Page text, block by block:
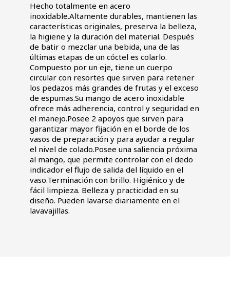
Hecho totalmente en acero
inoxidable.Altamente durables, mantienen las
características originales, preserva la belleza,
la higiene y la duración del material. Después
de batir o mezclar una bebida, una de las
últimas etapas de un cóctel es colarlo.
Compuesto por un eje, tiene un cuerpo
circular con resortes que sirven para retener
los pedazos más grandes de frutas y el exceso
de espumas.Su mango de acero inoxidable
ofrece más adherencia, control y seguridad en
el manejo.Posee 2 apoyos que sirven para
garantizar mayor fijación en el borde de los
vasos de preparación y para ayudar a regular
el nivel de colado.Posee una saliencia próxima
al mango, que permite controlar con el dedo
indicador el flujo de salida del líquido en el
vaso.Terminación con brillo. Higiénico y de
fácil limpieza. Belleza y practicidad en su
diseño. Pueden lavarse diariamente en el
lavavajillas.